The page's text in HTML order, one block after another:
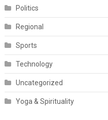
Politics
Regional
Sports
Technology
Uncategorized
Yoga & Spirituality